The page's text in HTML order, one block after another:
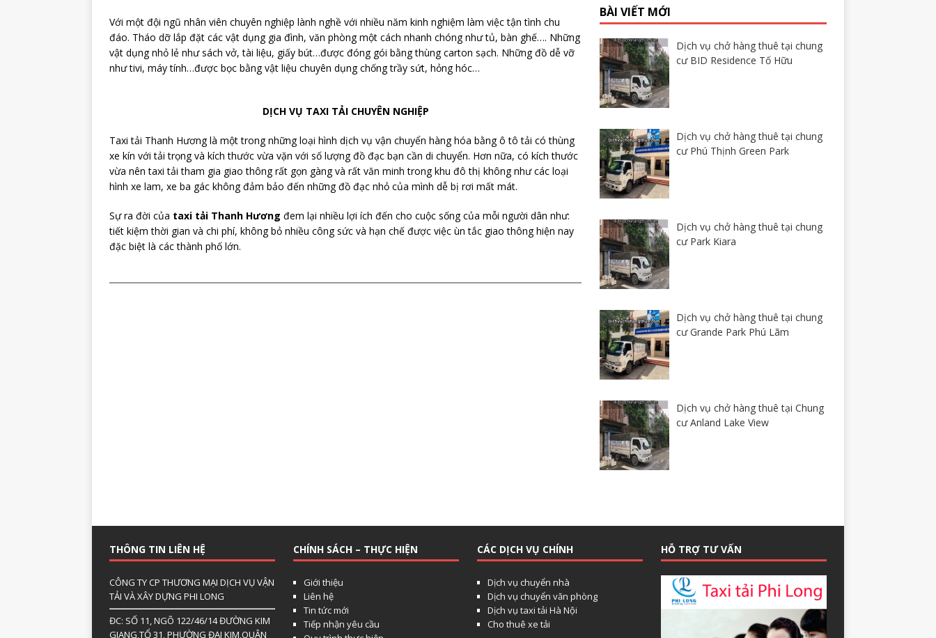
Với một đội ngũ nhân viên chuyên nghiệp lành nghề với nhiều năm kinh nghiệm làm việc tận tình chu
đáo. Tháo dỡ lắp đặt các vật dụng gia đình, văn phòng một cách nhanh chóng như tủ, bàn ghế…. Những
vật dụng nhỏ lẻ như sách vở, tài liệu, giấy bút…được đóng gói bằng thùng carton sạch. Những đồ dễ vỡ
như tivi, máy tính…được bọc bằng vật liệu chuyên dụng chống trầy sứt, hỏng hóc…
DỊCH VỤ TAXI TẢI CHUYÊN NGHIỆP
Taxi tải Thanh Hương là một trong những loại hình dịch vụ vận chuyển hàng hóa bằng ô tô tải có thùng
xe kín với tải trọng và kích thước vừa vặn với số lượng đồ đạc bạn cần di chuyển. Hơn nữa, có kích thước
vừa nên taxi tải tham gia giao thông rất gọn gàng và rất văn minh trong khu đô thị không như các loại
hình xe lam, xe ba gác không đảm bảo đến những đồ đạc nhỏ của mình dễ bị rơi mất mát.
Sự ra đời của taxi tải Thanh Hương đem lại nhiều lợi ích đến cho cuộc sống của mỗi người dân như:
tiết kiệm thời gian và chi phí, không bỏ nhiều công sức và hạn chế được việc ùn tắc giao thông hiện nay
đặc biệt là các thành phố lớn.
BÀI VIẾT MỚI
Dịch vụ chở hàng thuê tại chung
cư BID Residence Tố Hữu
Dịch vụ chở hàng thuê tại chung
cư Phú Thịnh Green Park
Dịch vụ chở hàng thuê tại chung
cư Park Kiara
Dịch vụ chở hàng thuê tại chung
cư Grande Park Phú Lãm
Dịch vụ chở hàng thuê tại Chung
cư Anland Lake View
THÔNG TIN LIÊN HỆ
CÔNG TY CP THƯƠNG MẠI DỊCH VỤ VẬN
TẢI VÀ XÂY DỰNG PHI LONG
ĐC: SỐ 11, NGÕ 122/46/14 ĐƯỜNG KIM
GIANG,TỔ 31, PHƯỜNG ĐẠI KIM,QUẬN
CHÍNH SÁCH – THỰC HIỆN
Giới thiệu
Liên hệ
Tin tức mới
Tiếp nhận yêu cầu
CÁC DỊCH VỤ CHÍNH
Dịch vụ chuyển nhà
Dịch vụ chuyển văn phòng
Dịch vụ taxi tải Hà Nội
Cho thuê xe tải
HỖ TRỢ TƯ VẤN